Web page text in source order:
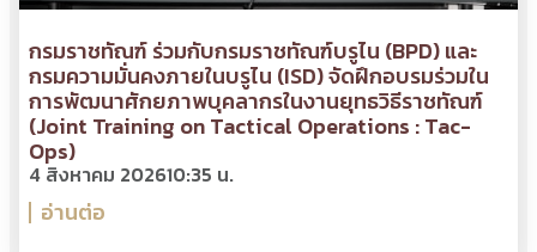
กรมราชทัณฑ์ ร่วมกับกรมราชทัณฑ์บรูไน (BPD) และ
กรมความมั่นคงภายในบรูไน (ISD) จัดฝึกอบรมร่วมใน
การพัฒนาศักยภาพบุคลากรในงานยุทธวิธีราชทัณฑ์
(Joint Training on Tactical Operations : Tac-
Ops)
4 สิงหาคม 202610:35 น.
อ่านต่อ